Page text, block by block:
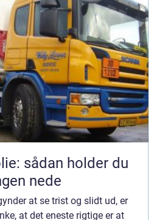
sådan holder du
nede
at se trist og slidt ud, er
at det eneste rigtige er at